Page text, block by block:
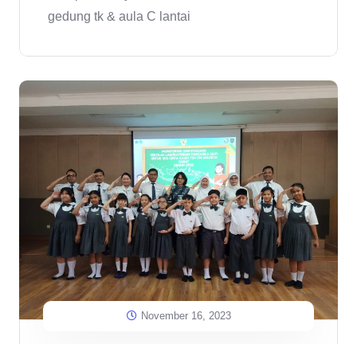
gedung tk & aula C lantai
November 16, 2023